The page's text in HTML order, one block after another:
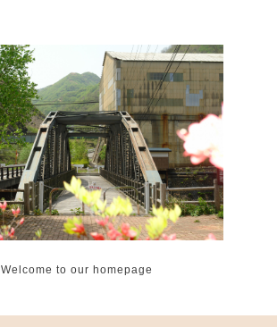
Welcome to our homepage